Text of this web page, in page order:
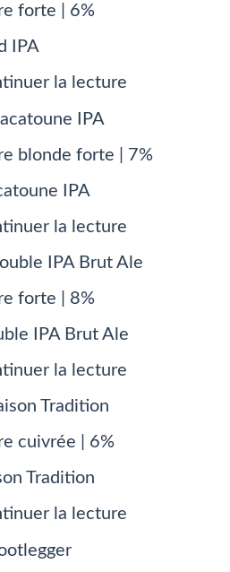
forte | 6%
IPA
la lecture
blonde forte | 7%
IPA
la lecture
forte | 8%
IPA Brut Ale
la lecture
cuivrée | 6%
Tradition
la lecture